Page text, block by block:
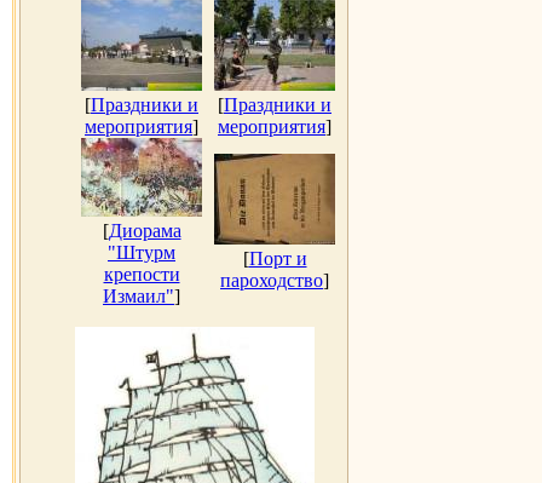
[Праздники и
мероприятия]
[Праздники и
мероприятия]
[Диорама
"Штурм
крепости
Измаил"]
[Порт и
пароходство]